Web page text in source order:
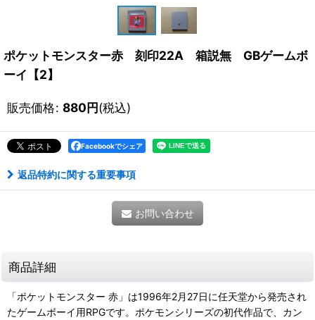
ポケットモンスター赤 刻印22A 箱説無 GBゲームボ
ーイ【2】
販売価格: 880円(税込)
Facebookでシェア
返品特約に関する重要事項
お問い合わせ
商品詳細
「ポケットモンスター 赤」は1996年2月27日に任天堂から発売され
たゲームボーイ用RPGです。ポケモンシリーズの初代作品で、カン